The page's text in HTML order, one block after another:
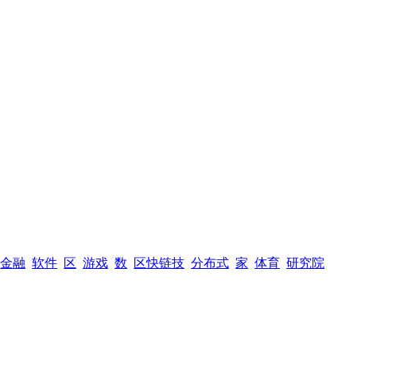
金融 软件 区 游戏 数 区快链技 分布式 家 体育 研究院